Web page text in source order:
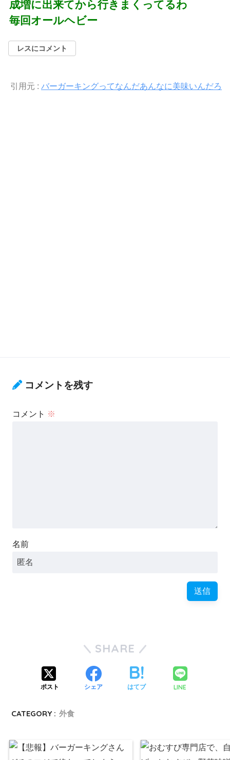
成増に出来てから行きまくってるわ
毎回オールヘビー
レスにコメント
引用元 : バーガーキングってなんだあんなに美味いんだろ
コメントを残す
コメント ※
名前
SHARE
ポスト シェア はてブ LINE
CATEGORY : 外食